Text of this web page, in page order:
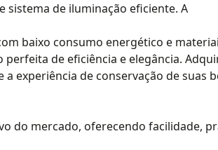
sistema de iluminação eficiente. A
baixo consumo energético e
de eficiência e elegância.
a experiência de conservação de suas
do mercado, oferecendo facilidade,